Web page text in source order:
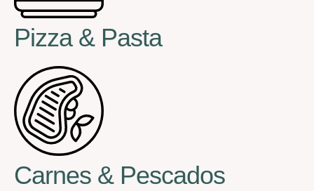
Pizza & Pasta
Carnes & Pescados